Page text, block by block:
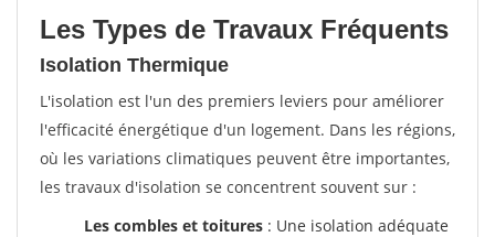
Les Types de Travaux Fréquents
Isolation Thermique
L'isolation est l'un des premiers leviers pour améliorer
l'efficacité énergétique d'un logement. Dans les régions,
où les variations climatiques peuvent être importantes,
les travaux d'isolation se concentrent souvent sur :
Les combles et toitures : Une isolation adéquate